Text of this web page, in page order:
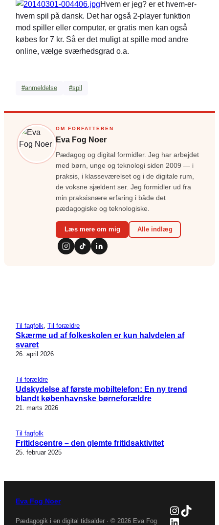
Hvem er jeg? er et hvem-er-
hvem spil på dansk. Det har også 2-player funktion
mod spiller eller computer, er gratis men kan også
købes for 7 kr. Så er det muligt at spille mod andre
online, vælge sværhedsgrad o.a.
#anmeldelse #spil
OM FORFATTEREN
Eva Fog Noer
Pædagog og digital formidler. Jeg har arbejdet
med børn, unge og teknologi siden 2009 — i
praksis, i klasseværelset og i de digitale rum,
de voksne sjældent ser. Jeg formidler ud fra
min praksisnære erfaring i både det
pædagogiske og teknologiske.
Læs mere om mig Alle indlæg
Til fagfolk Til forældre
Skærme ud af folkeskolen er kun halvdelen af
svaret
26. april 2026
Til forældre
Udskydelse af første mobiltelefon: En ny trend
blandt københavnske børneforældre
21. marts 2026
Til fagfolk
Fritidscentre – den glemte fritidsaktivitet
25. februar 2025
Eva Fog Noer
Pædagogik i en digital tidsalder · © 2026 Eva Fog
TikTok
LinkedIn